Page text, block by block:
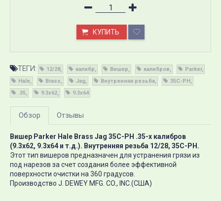
КУПИТЬ
ТЕГИ: 12/28 калибр Вишер калибров
Parker
Hale
Brass Jag Внутренняя резьба
35C-PH
.35
9.3х62 9.3х64
Обзор Отзывы
Вишер Parker Hale Brass Jag 35C-PH .35-х калибров
(9.3х62, 9.3х64 и т.д.). Внутренняя резьба 12/28, 35C-PH.
Этот тип вишеров предназначен для устранения грязи из
под нарезов за счет создания более эффективной
поверхности очистки на 360 градусов.
Производство J. DEWEY MFG. CO., INC.(США)